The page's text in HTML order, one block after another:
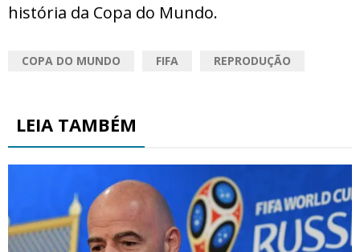
história da Copa do Mundo.
COPA DO MUNDO FIFA REPRODUÇÃO
LEIA TAMBÉM